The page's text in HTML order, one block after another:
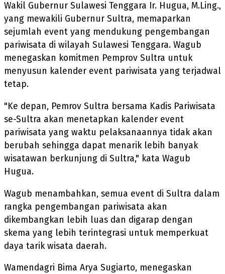
Wakil Gubernur Sulawesi Tenggara Ir. Hugua, M.Ling.,
yang mewakili Gubernur Sultra, memaparkan
sejumlah event yang mendukung pengembangan
pariwisata di wilayah Sulawesi Tenggara. Wagub
menegaskan komitmen Pemprov Sultra untuk
menyusun kalender event pariwisata yang terjadwal
tetap.
"Ke depan, Pemrov Sultra bersama Kadis Pariwisata
se-Sultra akan menetapkan kalender event
pariwisata yang waktu pelaksanaannya tidak akan
berubah sehingga dapat menarik lebih banyak
wisatawan berkunjung di Sultra," kata Wagub
Hugua.
Wagub menambahkan, semua event di Sultra dalam
rangka pengembangan pariwisata akan
dikembangkan lebih luas dan digarap dengan
skema yang lebih terintegrasi untuk memperkuat
daya tarik wisata daerah.
Wamendagri Bima Arya Sugiarto, menegaskan